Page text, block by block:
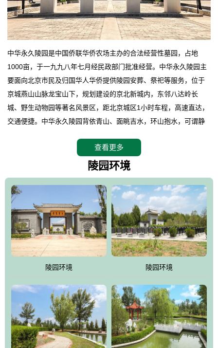
中华永久陵园是中国侨联华侨农场主办的合法经营性墓园，占地
1000亩，于一九九八年七月经民政部门批准经营。中华永久陵园主
要面向北京市民及归国华人华侨提供陵园安葬、祭祀等服务，位于
京城燕山山脉龙宝山下，规划建设的京北新城内，东邻八达岭长
城、野生动物园等著名风景区，距北京城区1小时车程，高速直达，
交通便捷。中华永久陵园背依青山、面眺吉水，环山抱水，可谓静
地。在总体设计上完全以中国传统文化作为前渠，由三条山脊环绕
而成，宛如一把太师椅，呈坐南朝北向，左青龙，右白虎，前朱
环绕挡住了外界的风吹，流动的生气遇到官厅的水又止住了，正好
符合山环水抱，藏风纳气的要求。中华永久陵园风景庄重典雅、气
势如宏，是华北地区最大的平川式墓园，陵园以皇家建筑风格为载
体吸取现代园林艺术之精华
查看更多
陵园环境
陵园环境 陵园环境